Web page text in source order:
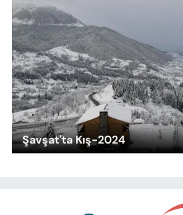
Şavşat'ta Kış-2024